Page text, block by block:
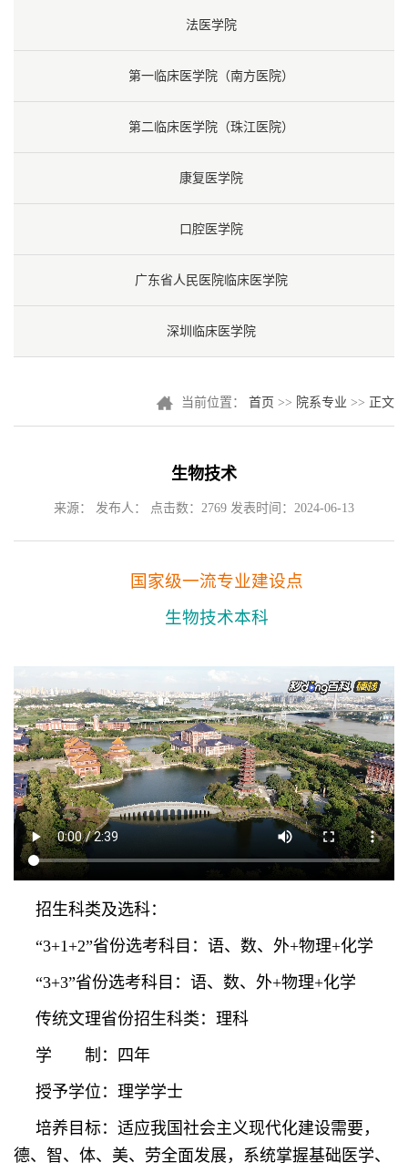
法医学院
第一临床医学院（南方医院）
第二临床医学院（珠江医院）
康复医学院
口腔医学院
广东省人民医院临床医学院
深圳临床医学院
当前位置： 首页 >> 院系专业 >> 正文
生物技术
来源： 发布人： 点击数： 2769 发表时间：2024-06-13
国家级一流专业建设点
生物技术本科
招生科类及选科：
“3+1+2”省份选考科目：语、数、外+物理+化学
“3+3”省份选考科目：语、数、外+物理+化学
传统文理省份招生科类：理科
学 制：四年
授予学位：理学学士
培养目标：适应我国社会主义现代化建设需要，
德、智、体、美、劳全面发展，系统掌握基础医学、